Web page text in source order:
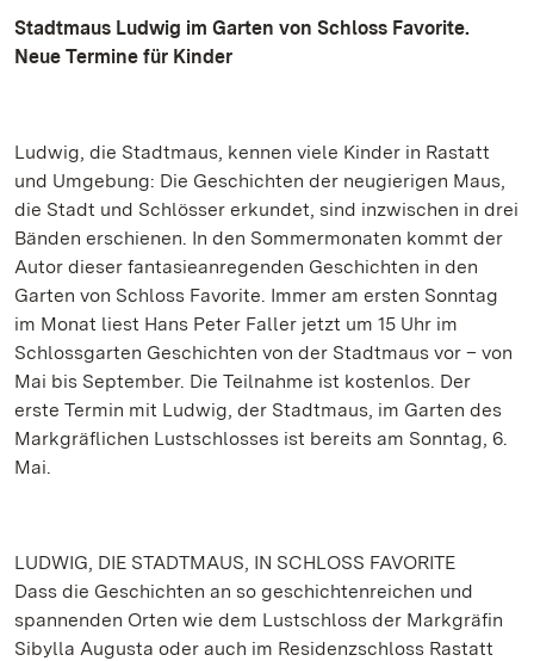
Stadtmaus Ludwig im Garten von Schloss Favorite.
Neue Termine für Kinder
Ludwig, die Stadtmaus, kennen viele Kinder in Rastatt
und Umgebung: Die Geschichten der neugierigen Maus,
die Stadt und Schlösser erkundet, sind inzwischen in drei
Bänden erschienen. In den Sommermonaten kommt der
Autor dieser fantasieanregenden Geschichten in den
Garten von Schloss Favorite. Immer am ersten Sonntag
im Monat liest Hans Peter Faller jetzt um 15 Uhr im
Schlossgarten Geschichten von der Stadtmaus vor – von
Mai bis September. Die Teilnahme ist kostenlos. Der
erste Termin mit Ludwig, der Stadtmaus, im Garten des
Markgräflichen Lustschlosses ist bereits am Sonntag, 6.
Mai.
LUDWIG, DIE STADTMAUS, IN SCHLOSS FAVORITE
Dass die Geschichten an so geschichtenreichen und
spannenden Orten wie dem Lustschloss der Markgräfin
Sibylla Augusta oder auch im Residenzschloss Rastatt